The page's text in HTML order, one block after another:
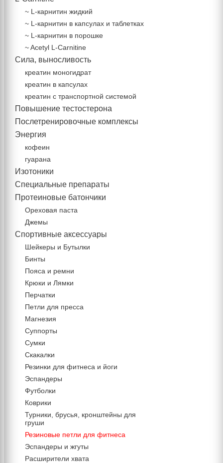
~ L-карнитин жидкий
~ L-карнитин в капсулах и таблетках
~ L-карнитин в порошке
~ Acetyl L-Carnitine
Сила, выносливость
креатин моногидрат
креатин в капсулах
креатин с транспортной системой
Повышение тестостерона
Послетренировочные комплексы
Энергия
кофеин
гуарана
Изотоники
Специальные препараты
Протеиновые батончики
Ореховая паста
Джемы
Спортивные аксессуары
Шейкеры и Бутылки
Бинты
Пояса и ремни
Крюки и Лямки
Перчатки
Петли для пресса
Магнезия
Суппорты
Сумки
Скакалки
Резинки для фитнеса и йоги
Эспандеры
Футболки
Коврики
Турники, брусья, кронштейны для
груши
Резиновые петли для фитнеса
Эспандеры и жгуты
Расширители хвата